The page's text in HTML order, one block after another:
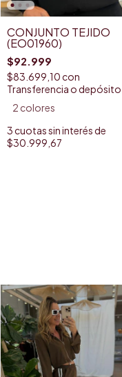
CONJUNTO TEJIDO
(EO01960)
$92.999
$83.699,10con
Transferencia o depósito
2 colores
3cuotas sin interés de
$30.999,67